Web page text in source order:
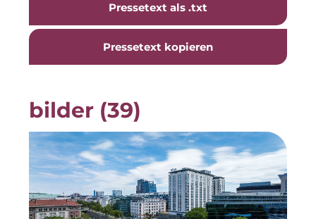
Über SCRIVO Public Relations
Kontakt
Pressetext als .txt
Pressetext kopieren
bilder (39)